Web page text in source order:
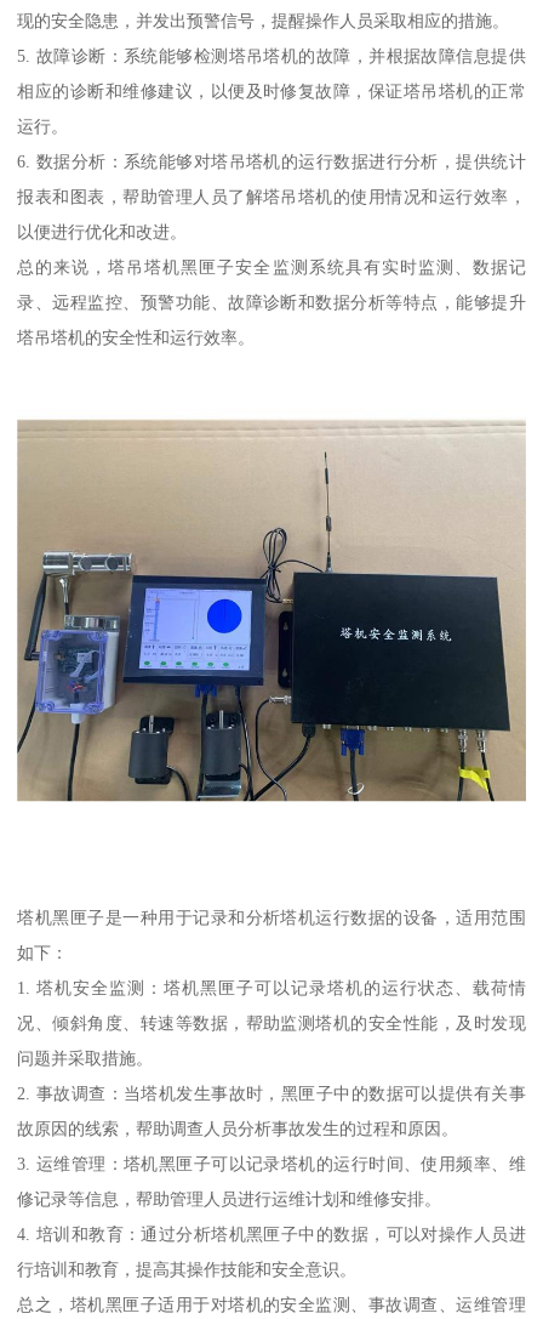
现的安全隐患，并发出预警信号，提醒操作人员采取相应的措施。
5. 故障诊断：系统能够检测塔吊塔机的故障，并根据故障信息提供
相应的诊断和维修建议，以便及时修复故障，保证塔吊塔机的正常
运行。
6. 数据分析：系统能够对塔吊塔机的运行数据进行分析，提供统计
报表和图表，帮助管理人员了解塔吊塔机的使用情况和运行效率，
以便进行优化和改进。
总的来说，塔吊塔机黑匣子安全监测系统具有实时监测、数据记
录、远程监控、预警功能、故障诊断和数据分析等特点，能够提升
塔吊塔机的安全性和运行效率。
塔机黑匣子是一种用于记录和分析塔机运行数据的设备，适用范围
如下：
1. 塔机安全监测：塔机黑匣子可以记录塔机的运行状态、载荷情
况、倾斜角度、转速等数据，帮助监测塔机的安全性能，及时发现
问题并采取措施。
2. 事故调查：当塔机发生事故时，黑匣子中的数据可以提供有关事
故原因的线索，帮助调查人员分析事故发生的过程和原因。
3. 运维管理：塔机黑匣子可以记录塔机的运行时间、使用频率、维
修记录等信息，帮助管理人员进行运维计划和维修安排。
4. 培训和教育：通过分析塔机黑匣子中的数据，可以对操作人员进
行培训和教育，提高其操作技能和安全意识。
总之，塔机黑匣子适用于对塔机的安全监测、事故调查、运维管理